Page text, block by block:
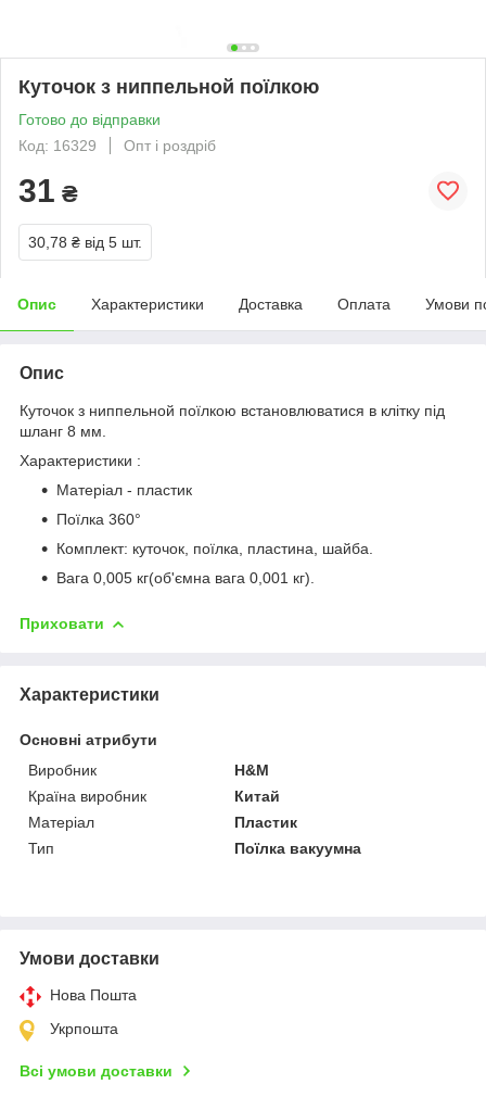
Куточок з ниппельной поїлкою
Готово до відправки
Код: 16329
Опт і роздріб
31 ₴
30,78 ₴ від 5 шт.
Опис Характеристики Доставка Оплата Умови
Опис
Куточок з ниппельной поїлкою встановлюватися в клітку під
шланг 8 мм.
Характеристики :
Матеріал - пластик
Поїлка 360°
Комплект: куточок, поїлка, пластина, шайба.
Вага 0,005 кг(об'ємна вага 0,001 кг).
Приховати
Характеристики
Основні атрибути
Виробник
H&M
Країна виробник
Китай
Матеріал
Пластик
Тип
Поїлка вакуумна
Умови доставки
Нова Пошта
Укрпошта
Всі умови доставки